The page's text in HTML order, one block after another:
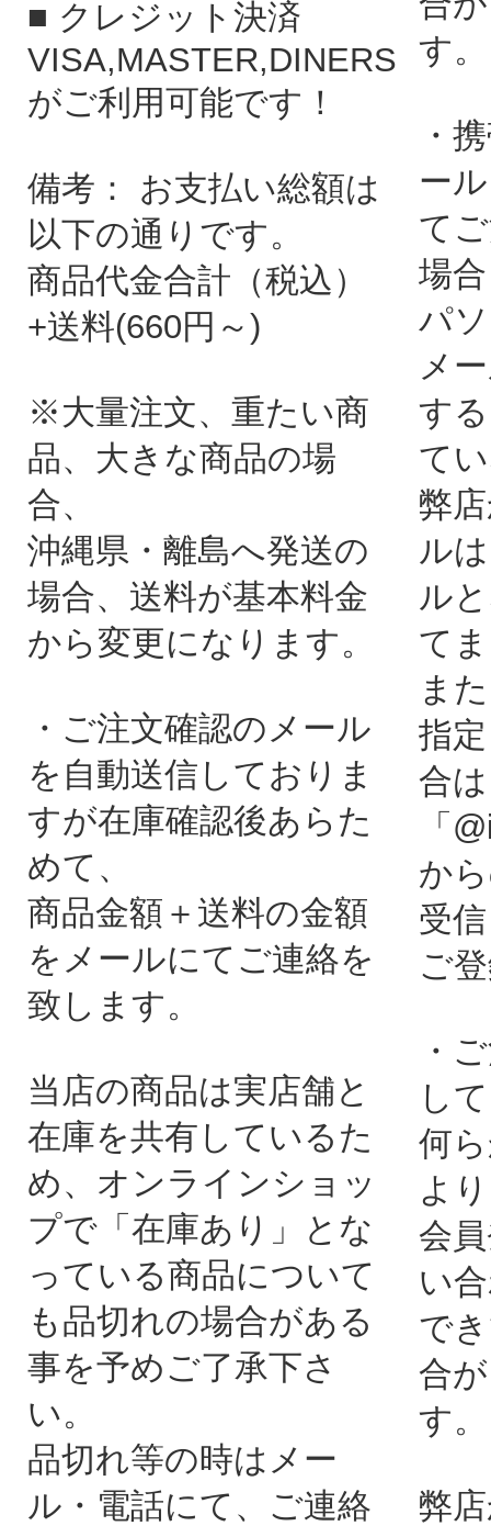
■ クレジット決済
VISA,MASTER,DINERS
がご利用可能です！
備考： お支払い総額は
以下の通りです。
商品代金合計（税込）
+送料(660円～)
※大量注文、重たい商
品、大きな商品の場
合、
沖縄県・離島へ発送の
場合、送料が基本料金
から変更になります。
・ご注文確認のメール
を自動送信しておりま
すが在庫確認後あらた
めて、
商品金額＋送料の金額
をメールにてご連絡を
致します。
当店の商品は実店舗と
在庫を共有しているた
め、オンラインショッ
プで「在庫あり」とな
っている商品について
も品切れの場合がある
事を予めご了承下さ
い。
品切れ等の時はメー
ル・電話にて、ご連絡
す。
・
ー
て
場合
パ
メ
す
て
弊
ル
ル
て
ま
指
合
「
か
受
ご
・
し
何
よ
会
い
で
合
す。
弊